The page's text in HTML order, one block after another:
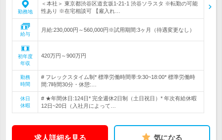
勤務地
＜本社＞ 東京都渋谷区道玄坂1-21-1 渋谷ソラスタ ※転勤の可能
性あり ※在宅相談可 【雇入れ…
給与
月給:230,000円～560,000円※試用期間:3ヶ月（待遇変更なし）
初年度
年収
420万円～900万円
勤務
時間
# フレックスタイム制* 標準労働時間帯:9:30~18:00* 標準労働時
間:7時間30分・休憩:…
休日
休暇
# ★年間休日:124日* 完全週休2日制（土日祝日）* 年次有給休暇
12日~20日（入社月によって…
求人詳細を見る 気になる